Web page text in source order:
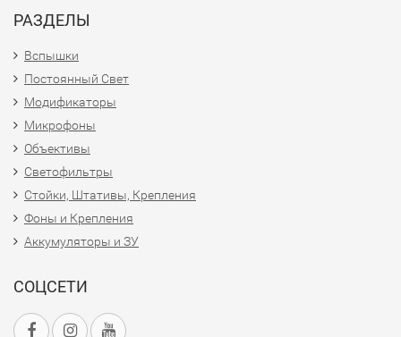
РАЗДЕЛЫ
Вспышки
Постоянный Свет
Модификаторы
Микрофоны
Объективы
Светофильтры
Стойки, Штативы, Крепления
Фоны и Крепления
Аккумуляторы и ЗУ
СОЦСЕТИ